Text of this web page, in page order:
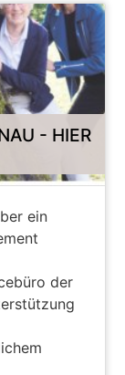
- HIER
ein
der